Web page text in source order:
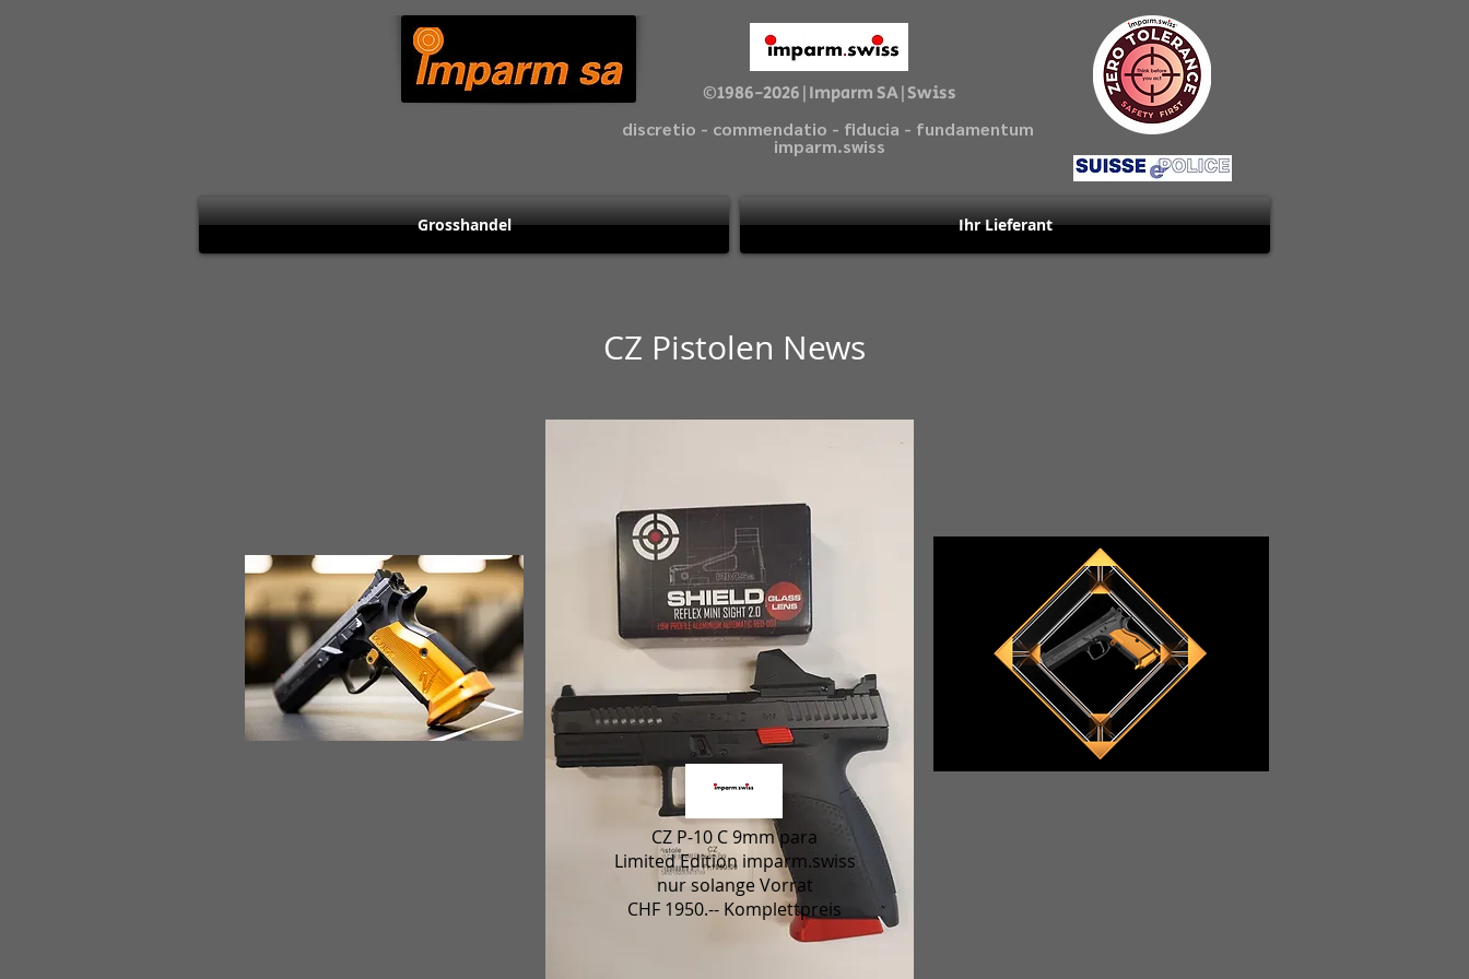
©1986-2026|Imparm SA|Swiss
discretio - commendatio - fiducia - fundamentum
imparm.swiss
Grosshandel Ihr Lieferant
CZ Pistolen News
CZ P-10 C 9mm para
Limited Edition imparm.swiss
nur solange Vorrat
CHF 1950.-- Komplettpreis